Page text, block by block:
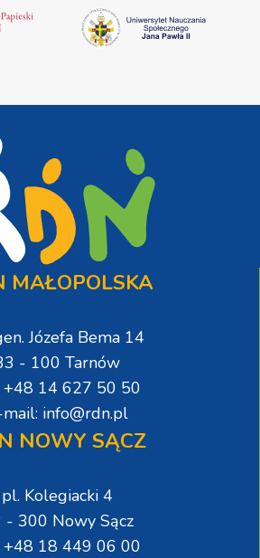
MAŁOPOLSKA
Józefa Bema 14
- 100 Tarnów
+48 14 627 50 50
info@rdn.pl
NOWY SĄCZ
pl. Kolegiacki 4
- 300 Nowy Sącz
+48 18 449 06 00